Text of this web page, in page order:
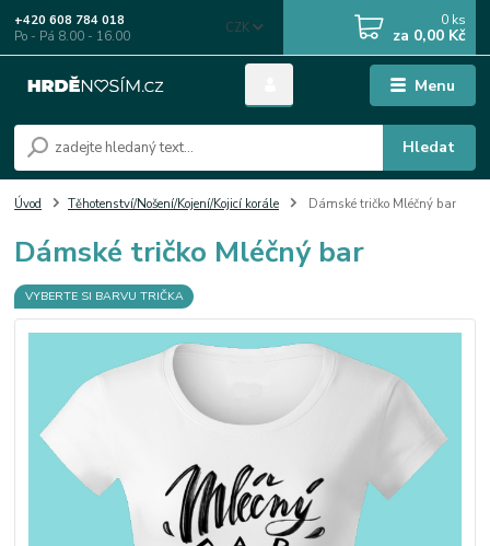
Menu
CZK
Hledat
+420 608 784 018
Po - Pá 8.00 - 16.00
0 ks
za 0,00 Kč
Úvod Těhotenství/Nošení/Kojení/Kojicí korále Dámské tričko Mléčný bar
Dámské tričko Mléčný bar
VYBERTE SI BARVU TRIČKA